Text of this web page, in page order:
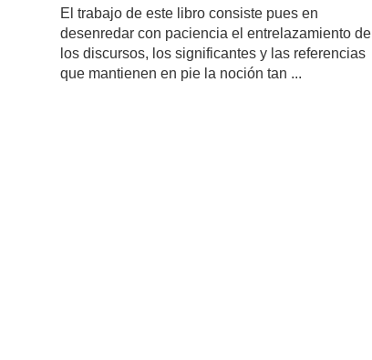
El trabajo de este libro consiste pues en
desenredar con paciencia el entrelazamiento de
los discursos, los significantes y las referencias
que mantienen en pie la noción tan ...